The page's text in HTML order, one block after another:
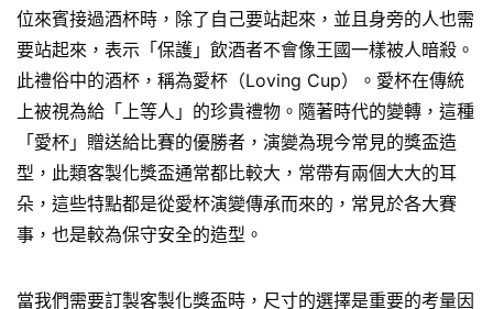
位來賓接過酒杯時，除了自己要站起來，並且身旁的人也需
要站起來，表示「保護」飲酒者不會像王國一樣被人暗殺。
此禮俗中的酒杯，稱為愛杯（Loving Cup）。愛杯在傳統
上被視為給「上等人」的珍貴禮物。隨著時代的變轉，這種
「愛杯」贈送給比賽的優勝者，演變為現今常見的獎盃造
型，此類客製化獎盃通常都比較大，常帶有兩個大大的耳
朵，這些特點都是從愛杯演變傳承而來的，常見於各大賽
事，也是較為保守安全的造型。
當我們需要訂製客製化獎盃時，尺寸的選擇是重要的考量因